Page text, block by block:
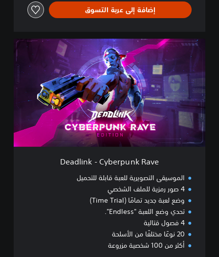
إضافة إلى عربة التسوق
d
i
n
k
-
C
b
Deadlink - Cyberpunk Rave
الموسيقى التصويرية للعبة قابلة للتحميل
4 صور رمزية للملف الشخصي
وضع لعبة جديد تمامًا (Time Trial)
تحدي وضع اللعبة "Endless".
4 فصول قتالية
20 نوعًا مختلفًا من الأسلحة
أكثر من 100 شخصية مزروعة